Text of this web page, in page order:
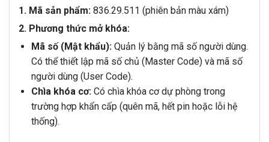
1. Mã sản phẩm: 836.29.511 (phiên bản màu xám)
2. Phương thức mở khóa:
Mã số (Mật khẩu):Quản lý bằng mã số người dùng.
Có thể thiết lập mã số chủ (Master Code) và mã số
người dùng (User Code).
Chìa khóa cơ:Có chìa khóa cơ dự phòng trong
trường hợp khẩn cấp (quên mã, hết pin hoặc lỗi hệ
thống).